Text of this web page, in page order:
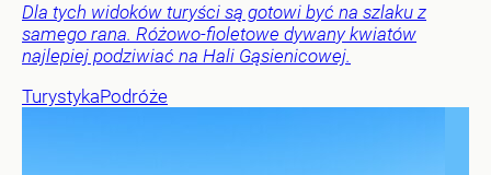
Dla tych widoków turyści są gotowi być na szlaku z
samego rana. Różowo-fioletowe dywany kwiatów
najlepiej podziwiać na Hali Gąsienicowej.
TurystykaPodróże